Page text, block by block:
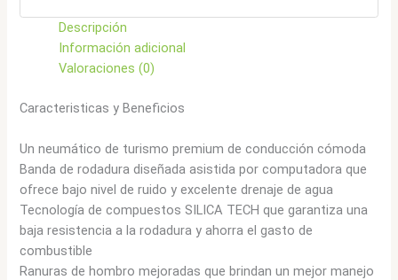
Descripción
Información adicional
Valoraciones (0)
Caracteristicas y Beneficios
Un neumático de turismo premium de conducción cómoda
Banda de rodadura diseñada asistida por computadora que
ofrece bajo nivel de ruido y excelente drenaje de agua
Tecnología de compuestos SILICA TECH que garantiza una
baja resistencia a la rodadura y ahorra el gasto de
combustible
Ranuras de hombro mejoradas que brindan un mejor manejo